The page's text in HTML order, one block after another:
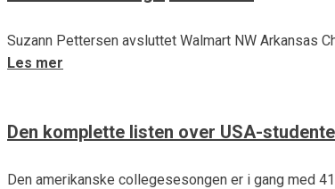
Suzann Pettersen avsluttet Walmart NW Arkansas
Les mer
Den komplette listen over USA-
Den amerikanske collegesesongen er i gang med